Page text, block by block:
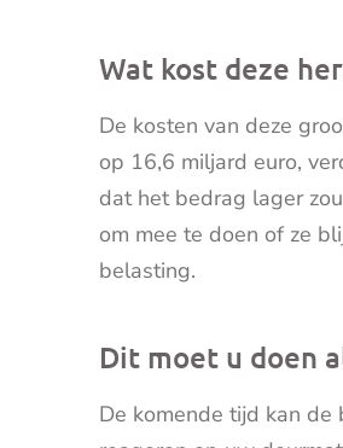
Wat kost deze
De kosten van deze
op 16,6 miljard euro,
dat het bedrag lager
om mee te doen of ze
belasting.
Dit moet u doen
De komende tijd kan